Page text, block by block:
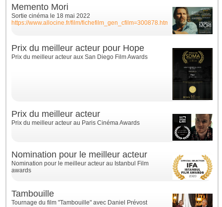
Memento Mori
Sortie cinéma le 18 mai 2022
https://www.allocine.fr/film/fichefilm_gen_cfilm=300878.html
Prix du meilleur acteur pour Hope
Prix du meilleur acteur aux San Diego Film Awards
Prix du meilleur acteur
Prix du meilleur acteur au Paris Cinéma Awards
Nomination pour le meilleur acteur
Nomination pour le meilleur acteur au Istanbul Film
awards
Tambouille
Tournage du film "Tambouille" avec Daniel Prévost